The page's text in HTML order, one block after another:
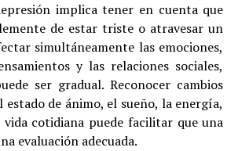
implica tener en cuenta que
de estar triste o atravesar un
simultáneamente las emociones,
y las relaciones sociales,
ser gradual. Reconocer cambios
estado de ánimo, el sueño, la energía,
cotidiana puede facilitar que una
evaluación adecuada.